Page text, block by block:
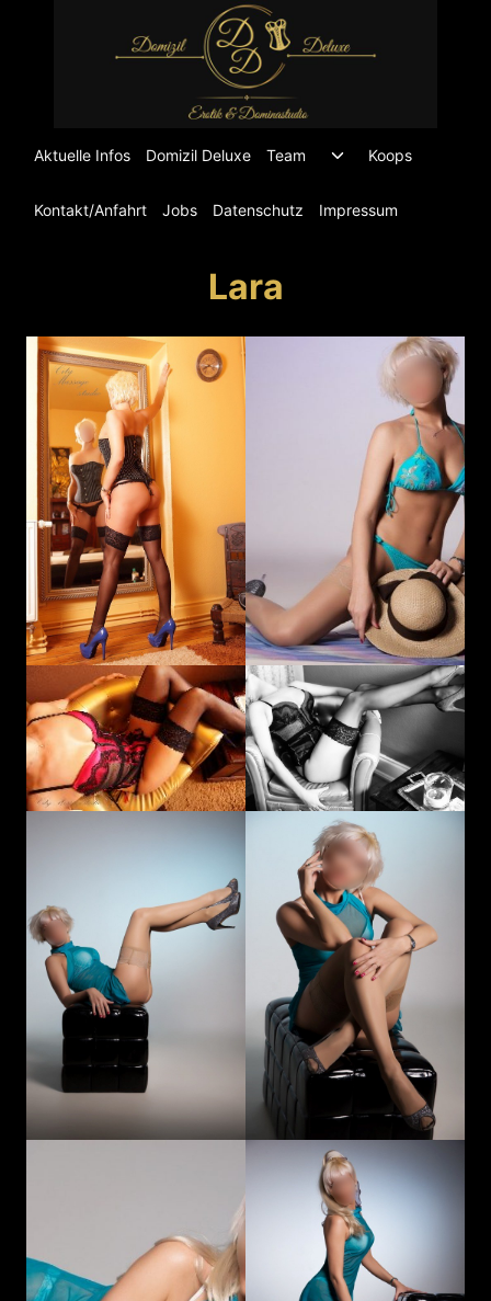
Aktuelle Infos Domizil Deluxe Team
Untermenü
umschalten
Koops
Kontakt/Anfahrt Jobs Datenschutz Impressum
Lara